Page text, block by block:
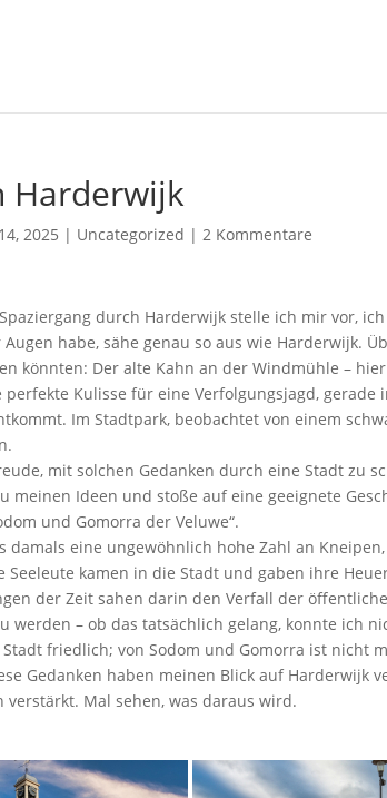
Harderwijk
2025 | Uncategorized |2 Kommentare
durch Harderwijk stelle ich mir vor,
habe, sähe genau so aus wie Harderwijk.
könnten: Der alte Kahn an der Windmühle –
perfekte Kulisse für eine Verfolgungsjagd,
Im Stadtpark, beobachtet von einem
mit solchen Gedanken durch eine Stadt zu
meinen Ideen und stoße auf eine geeignete
und Gomorra der Veluwe“.
damals eine ungewöhnlich hohe Zahl an
Seeleute kamen in die Stadt und gaben ihre
der Zeit sahen darin den Verfall der
werden – ob das tatsächlich gelang, konnte ich
friedlich; von Sodom und Gomorra ist nicht
Gedanken haben meinen Blick auf Harderwijk
verstärkt. Mal sehen, was daraus wird.